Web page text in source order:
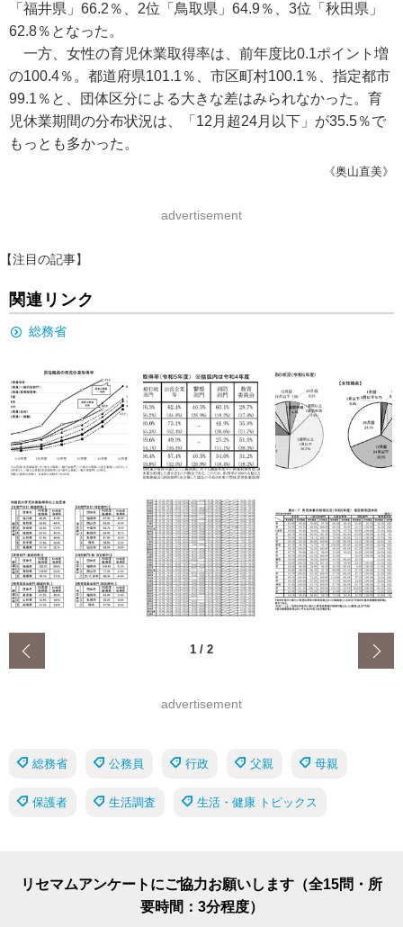
「福井県」66.2％、2位「鳥取県」64.9％、3位「秋田県」
62.8％となった。
一方、女性の育児休業取得率は、前年度比0.1ポイント増
の100.4％。都道府県101.1％、市区町村100.1％、指定都市
99.1％と、団体区分による大きな差はみられなかった。育
児休業期間の分布状況は、「12月超24月以下」が35.5％で
もっとも多かった。
《奥山直美》
advertisement
【注目の記事】
関連リンク
総務省
1 / 2
advertisement
総務省 公務員 行政 父親 母親
保護者 生活調査 生活・健康 トピックス
リセマムアンケートにご協力お願いします（全15問・所
要時間：3分程度）